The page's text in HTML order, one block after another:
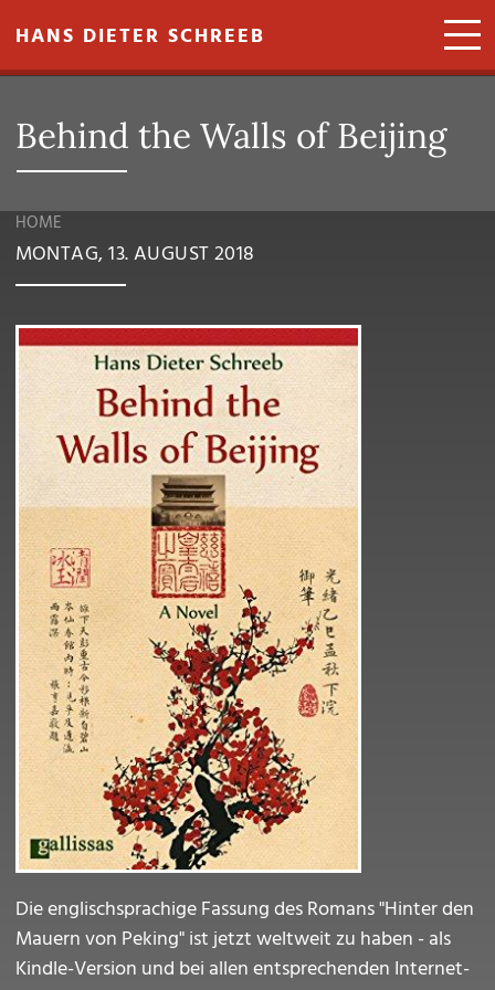
HANS DIETER SCHREEB
Behind the Walls of Beijing
HOME
MONTAG, 13. AUGUST 2018
Die englischsprachige Fassung des Romans "Hinter den
Mauern von Peking" ist jetzt weltweit zu haben - als
Kindle-Version und bei allen entsprechenden Internet-